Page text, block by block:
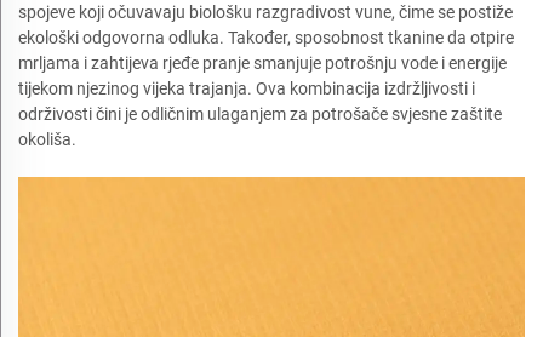
spojeve koji očuvavaju biološku razgradivost vune, čime se postiže
ekološki odgovorna odluka. Također, sposobnost tkanine da otpire
mrljama i zahtijeva rjeđe pranje smanjuje potrošnju vode i energije
tijekom njezinog vijeka trajanja. Ova kombinacija izdržljivosti i
održivosti čini je odličnim ulaganjem za potrošače svjesne zaštite
okoliša.